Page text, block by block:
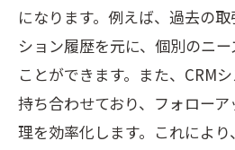
になります。例えば、過去の
ション履歴を元に、個別のニ
ことができます。また、CRM
持ち合わせており、フォロー
理を効率化します。これによ